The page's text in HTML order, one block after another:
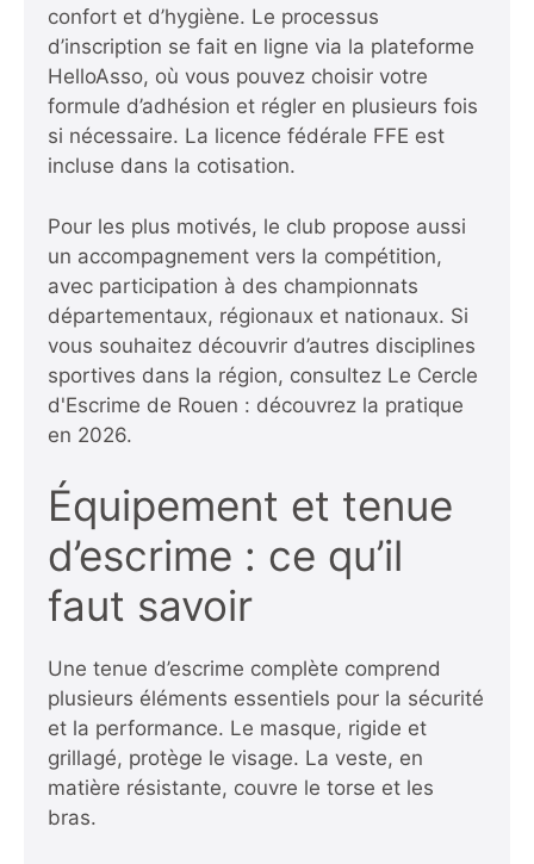
confort et d’hygiène. Le processus
d’inscription se fait en ligne via la plateforme
HelloAsso, où vous pouvez choisir votre
formule d’adhésion et régler en plusieurs fois
si nécessaire. La licence fédérale FFE est
incluse dans la cotisation.
Pour les plus motivés, le club propose aussi
un accompagnement vers la compétition,
avec participation à des championnats
départementaux, régionaux et nationaux. Si
vous souhaitez découvrir d’autres disciplines
sportives dans la région, consultez Le Cercle
d'Escrime de Rouen : découvrez la pratique
en 2026.
Équipement et tenue
d’escrime : ce qu’il
faut savoir
Une tenue d’escrime complète comprend
plusieurs éléments essentiels pour la sécurité
et la performance. Le masque, rigide et
grillagé, protège le visage. La veste, en
matière résistante, couvre le torse et les
bras.